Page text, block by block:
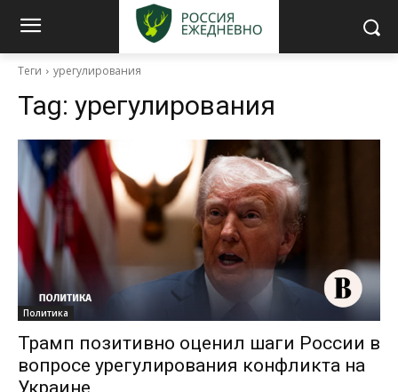
Теги урегулирования
Tag: урегулирования
Политика
Трамп позитивно оценил шаги России в
вопросе урегулирования конфликта на